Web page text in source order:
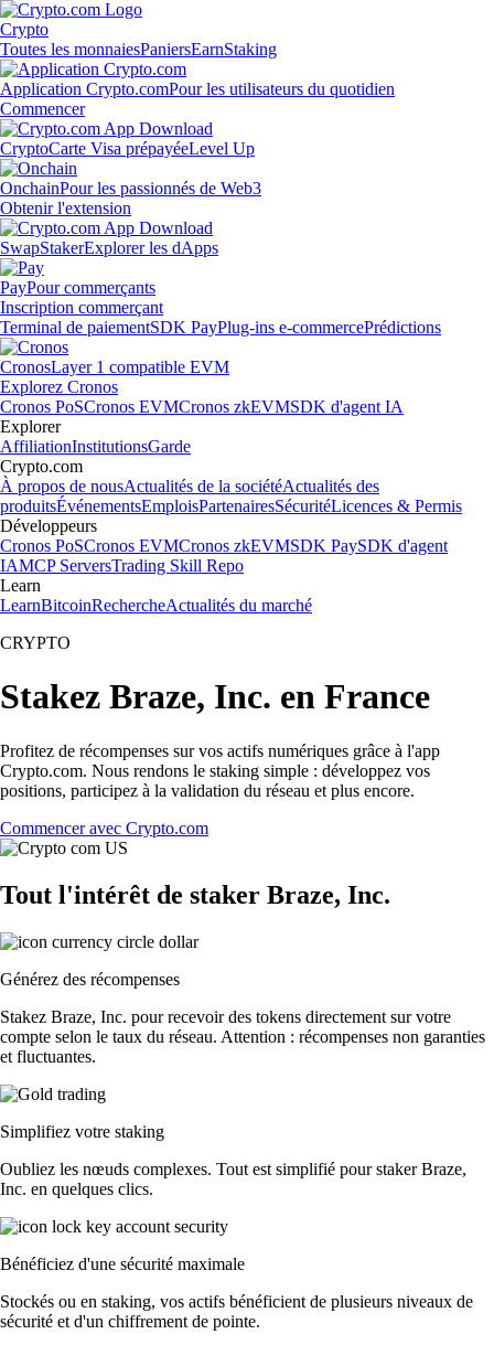
Crypto
Toutes les monnaiesPaniersEarnStaking
Application Crypto.comPour les utilisateurs du quotidien
Commencer
CryptoCarte Visa prépayéeLevel Up
OnchainPour les passionnés de Web3
Obtenir l'extension
SwapStakerExplorer les dApps
PayPour commerçants
Inscription commerçant
Terminal de paiementSDK PayPlug-ins e-commercePrédictions
CronosLayer 1 compatible EVM
Explorez Cronos
Cronos PoSCronos EVMCronos zkEVMSDK d'agent IA
Explorer
AffiliationInstitutionsGarde
Crypto.com
À propos de nousActualités de la sociétéActualités des
produitsÉvénementsEmploisPartenairesSécuritéLicences & Permis
Développeurs
Cronos PoSCronos EVMCronos zkEVMSDK PaySDK d'agent
IAMCP ServersTrading Skill Repo
Learn
LearnBitcoinRechercheActualités du marché
CRYPTO
Stakez Braze, Inc. en France
Profitez de récompenses sur vos actifs numériques grâce à l'app
Crypto.com. Nous rendons le staking simple : développez vos
positions, participez à la validation du réseau et plus encore.
Commencer avec Crypto.com
Tout l'intérêt de staker Braze, Inc.
Générez des récompenses
Stakez Braze, Inc. pour recevoir des tokens directement sur votre
compte selon le taux du réseau. Attention : récompenses non garanties
et fluctuantes.
Simplifiez votre staking
Oubliez les nœuds complexes. Tout est simplifié pour staker Braze,
Inc. en quelques clics.
Bénéficiez d'une sécurité maximale
Stockés ou en staking, vos actifs bénéficient de plusieurs niveaux de
sécurité et d'un chiffrement de pointe.